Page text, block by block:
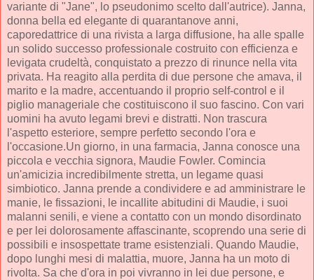
variante di "Jane", lo pseudonimo scelto dall'autrice). Janna,
donna bella ed elegante di quarantanove anni,
caporedattrice di una rivista a larga diffusione, ha alle spalle
un solido successo professionale costruito con efficienza e
levigata crudeltà, conquistato a prezzo di rinunce nella vita
privata. Ha reagito alla perdita di due persone che amava, il
marito e la madre, accentuando il proprio self-control e il
piglio manageriale che costituiscono il suo fascino. Con vari
uomini ha avuto legami brevi e distratti. Non trascura
l'aspetto esteriore, sempre perfetto secondo l'ora e
l'occasione.Un giorno, in una farmacia, Janna conosce una
piccola e vecchia signora, Maudie Fowler. Comincia
un'amicizia incredibilmente stretta, un legame quasi
simbiotico. Janna prende a condividere e ad amministrare le
manie, le fissazioni, le incallite abitudini di Maudie, i suoi
malanni senili, e viene a contatto con un mondo disordinato
e per lei dolorosamente affascinante, scoprendo una serie di
possibili e insospettate trame esistenziali. Quando Maudie,
dopo lunghi mesi di malattia, muore, Janna ha un moto di
rivolta. Sa che d'ora in poi vivranno in lei due persone, e